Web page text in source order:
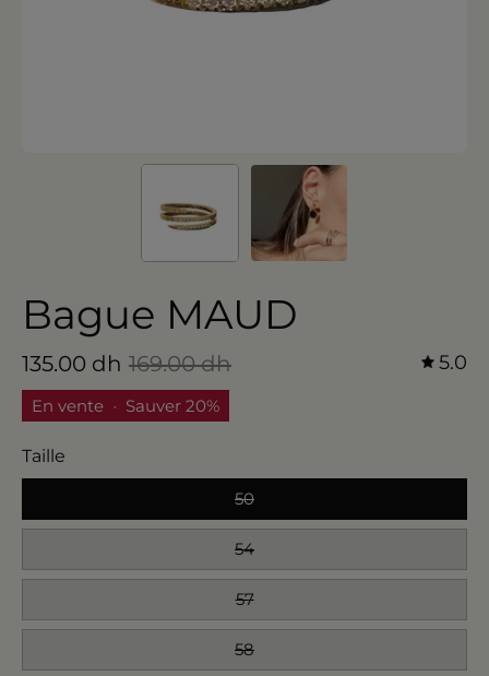
Bague MAUD
135.00 dh 169.00 dh
En vente • Sauver 20%
5.0
Taille
50
54
57
58